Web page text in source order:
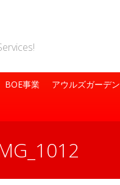
BOE事業 アウルズガーデン